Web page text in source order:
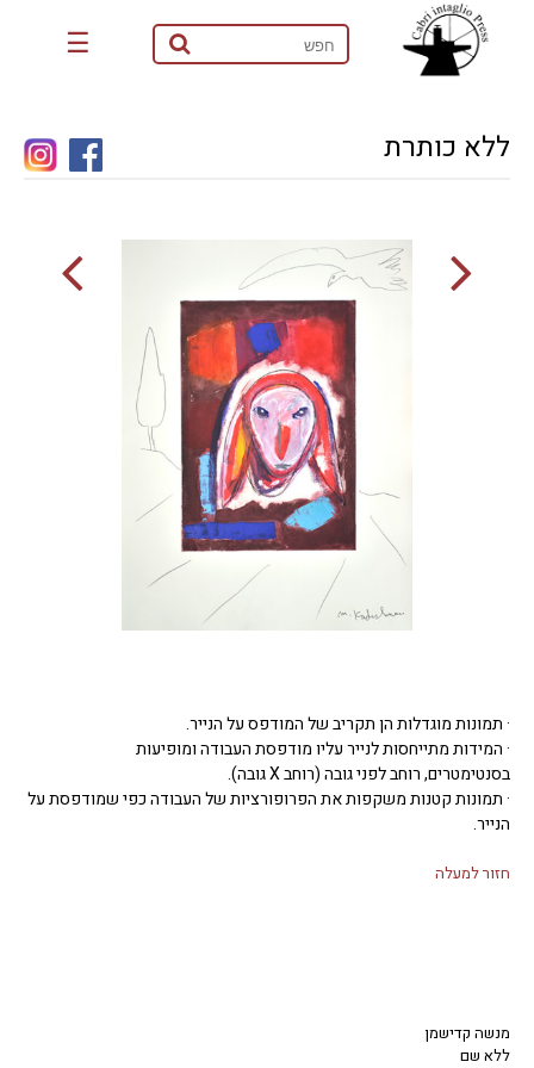
☰
ללא כותרת
· תמונות מוגדלות הן תקריב של המודפס על הנייר.
· המידות מתייחסות לנייר עליו מודפסת העבודה ומופיעות
בסנטימטרים, רוחב לפני גובה (רוחב X גובה).
· תמונות קטנות משקפות את הפרופורציות של העבודה כפי שמודפסת על
הנייר.
חזור למעלה
מנשה קדישמן
ללא שם